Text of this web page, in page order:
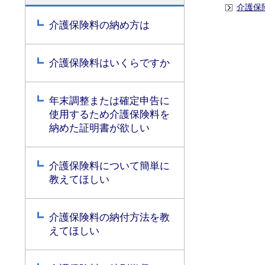
介護保険料の納め方は
介護保険料はいくらですか
年末調整または確定申告に
使用するため介護保険料を
納めた証明書が欲しい
介護保険料について簡単に
教えてほしい
介護保険料の納付方法を教
えてほしい
介護保